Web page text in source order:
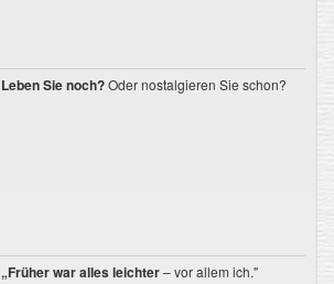
Leben Sie noch?Oder nostalgieren Sie schon?
„Früher war alles leichter– vor allem ich."